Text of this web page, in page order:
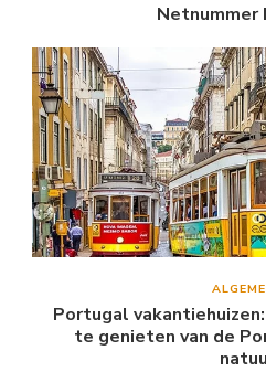
Netnummer
Portugal
te genieten van de